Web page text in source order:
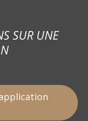
SUR UNE